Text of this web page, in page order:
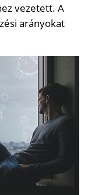
vezetett. A
arányokat